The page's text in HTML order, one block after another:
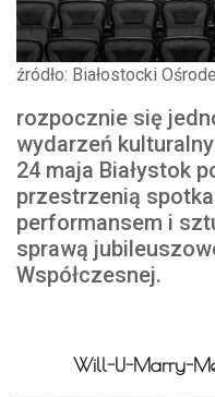
źródło: Białostocki
rozpocznie się
wydarzeń
24 maja Białystok
przestrzenią
performansem i
sprawą
Współczesnej.
Will-U-Marry-